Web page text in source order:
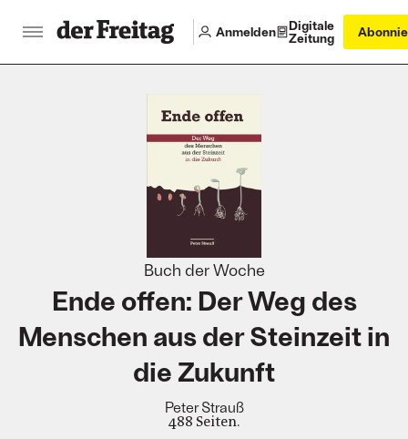
Anmelden
Digitale
Zeitung
Buch der Woche
Ende offen: Der Weg des
Menschen aus der Steinzeit in
die Zukunft
Peter Strauß
488 Seiten.